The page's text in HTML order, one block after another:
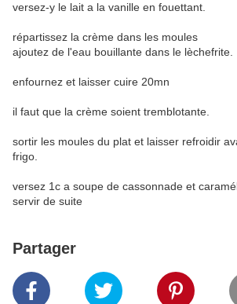
versez-y le lait a la vanille en fouettant.
répartissez la crème dans les moules
ajoutez de l'eau bouillante dans le lèchefrite.
enfournez et laisser cuire 20mn
il faut que la crème soient tremblotante.
sortir les moules du plat et laisser refroidir
frigo.
versez 1c a soupe de cassonnade et
servir de suite
Partager